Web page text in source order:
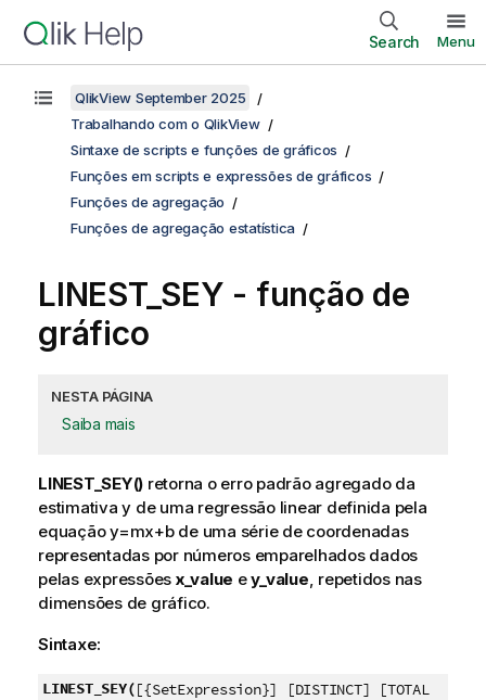
Search Menu
QlikView September 2025
Trabalhando com o QlikView
Sintaxe de scripts e funções de gráficos
Funções em scripts e expressões de gráficos
Funções de agregação
Funções de agregação estatística
LINEST_SEY - função de
gráfico
NESTA PÁGINA
Saiba mais
LINEST_SEY() retorna o erro padrão agregado da
estimativay de uma regressão linear definida pela
equaçãoy=mx+bde uma série de coordenadas
representadas por números emparelhados dados
pelas expressões x_value ey_value, repetidos nas
dimensões de gráfico.
Sintaxe:
LINEST_SEY([{SetExpression}] [DISTINCT] [TOTAL